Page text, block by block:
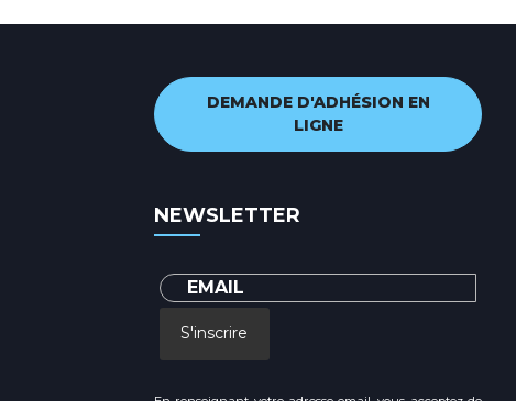
DEMANDE D'ADHÉSION EN
LIGNE
NEWSLETTER
S'inscrire